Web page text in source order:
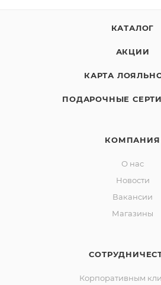
КАТАЛОГ
АКЦИИ
КАРТА
ПОДАРОЧНЫЕ
КОМПАНИЯ
О нас
Новости
Вакансии
Магазины
Корпоративным